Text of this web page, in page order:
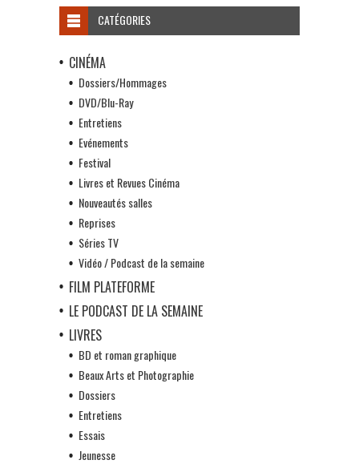
CATÉGORIES
CINÉMA
Dossiers/Hommages
DVD/Blu-Ray
Entretiens
Evénements
Festival
Livres et Revues Cinéma
Nouveautés salles
Reprises
Séries TV
Vidéo / Podcast de la semaine
FILM PLATEFORME
LE PODCAST DE LA SEMAINE
LIVRES
BD et roman graphique
Beaux Arts et Photographie
Dossiers
Entretiens
Essais
Jeunesse